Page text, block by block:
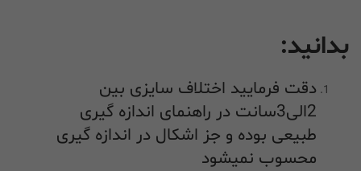
بدانید:
دقت فرمایید اختلاف سایزی بین
2الی3سانت در راهنمای اندازه گیری
طبیعی بوده و جز اشکال در اندازه گیری
محسوب نمیشود